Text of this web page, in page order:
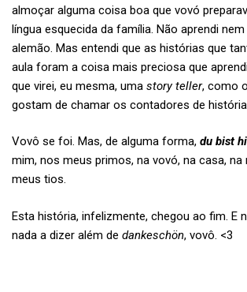
almoçar alguma coisa boa que vovó
língua esquecida da família. Não aprendi
alemão. Mas entendi que as histórias que
aula foram a coisa mais preciosa que
que virei, eu mesma, uma story teller, como
gostam de chamar os contadores de
Vovô se foi. Mas, de alguma forma, du bist
mim, nos meus primos, na vovó, na casa, na
meus tios.
Esta história, infelizmente, chegou ao fim. E
nada a dizer além de dankeschön, vovô. <3